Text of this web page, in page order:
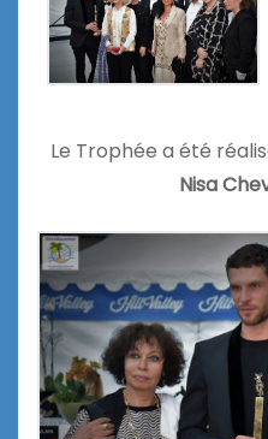
Le Trophée a été
Nisa